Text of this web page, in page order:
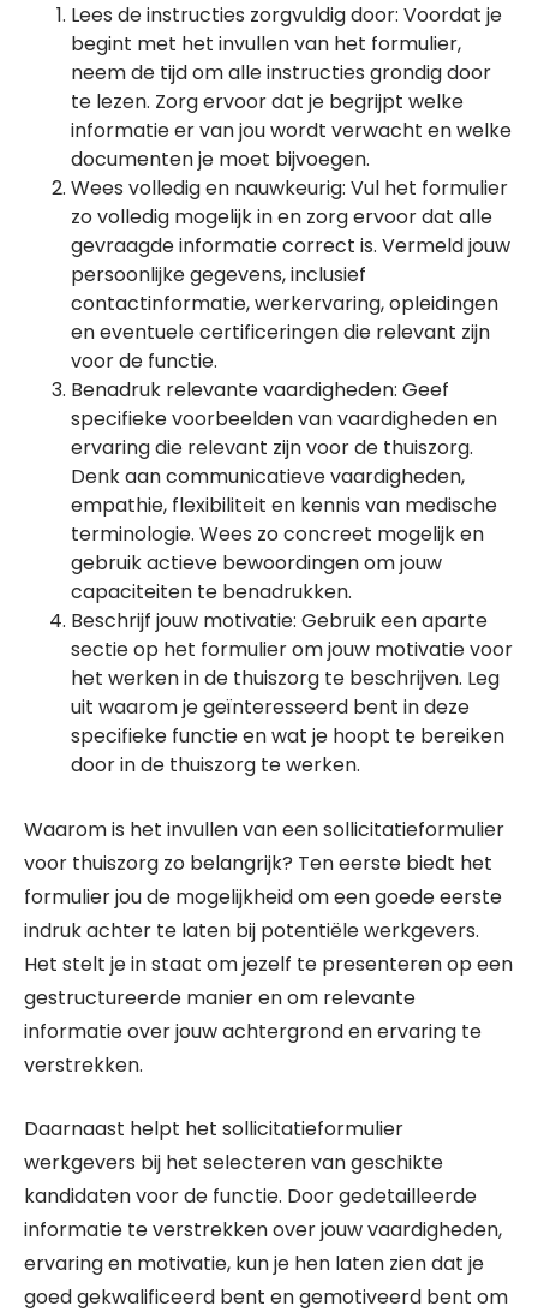
Lees de instructies zorgvuldig door: Voordat je
begint met het invullen van het formulier,
neem de tijd om alle instructies grondig door
te lezen. Zorg ervoor dat je begrijpt welke
informatie er van jou wordt verwacht en welke
documenten je moet bijvoegen.
Wees volledig en nauwkeurig: Vul het formulier
zo volledig mogelijk in en zorg ervoor dat alle
gevraagde informatie correct is. Vermeld jouw
persoonlijke gegevens, inclusief
contactinformatie, werkervaring, opleidingen
en eventuele certificeringen die relevant zijn
voor de functie.
Benadruk relevante vaardigheden: Geef
specifieke voorbeelden van vaardigheden en
ervaring die relevant zijn voor de thuiszorg.
Denk aan communicatieve vaardigheden,
empathie, flexibiliteit en kennis van medische
terminologie. Wees zo concreet mogelijk en
gebruik actieve bewoordingen om jouw
capaciteiten te benadrukken.
Beschrijf jouw motivatie: Gebruik een aparte
sectie op het formulier om jouw motivatie voor
het werken in de thuiszorg te beschrijven. Leg
uit waarom je geïnteresseerd bent in deze
specifieke functie en wat je hoopt te bereiken
door in de thuiszorg te werken.
Waarom is het invullen van een sollicitatieformulier
voor thuiszorg zo belangrijk? Ten eerste biedt het
formulier jou de mogelijkheid om een goede eerste
indruk achter te laten bij potentiële werkgevers.
Het stelt je in staat om jezelf te presenteren op een
gestructureerde manier en om relevante
informatie over jouw achtergrond en ervaring te
verstrekken.
Daarnaast helpt het sollicitatieformulier
werkgevers bij het selecteren van geschikte
kandidaten voor de functie. Door gedetailleerde
informatie te verstrekken over jouw vaardigheden,
ervaring en motivatie, kun je hen laten zien dat je
goed gekwalificeerd bent en gemotiveerd bent om